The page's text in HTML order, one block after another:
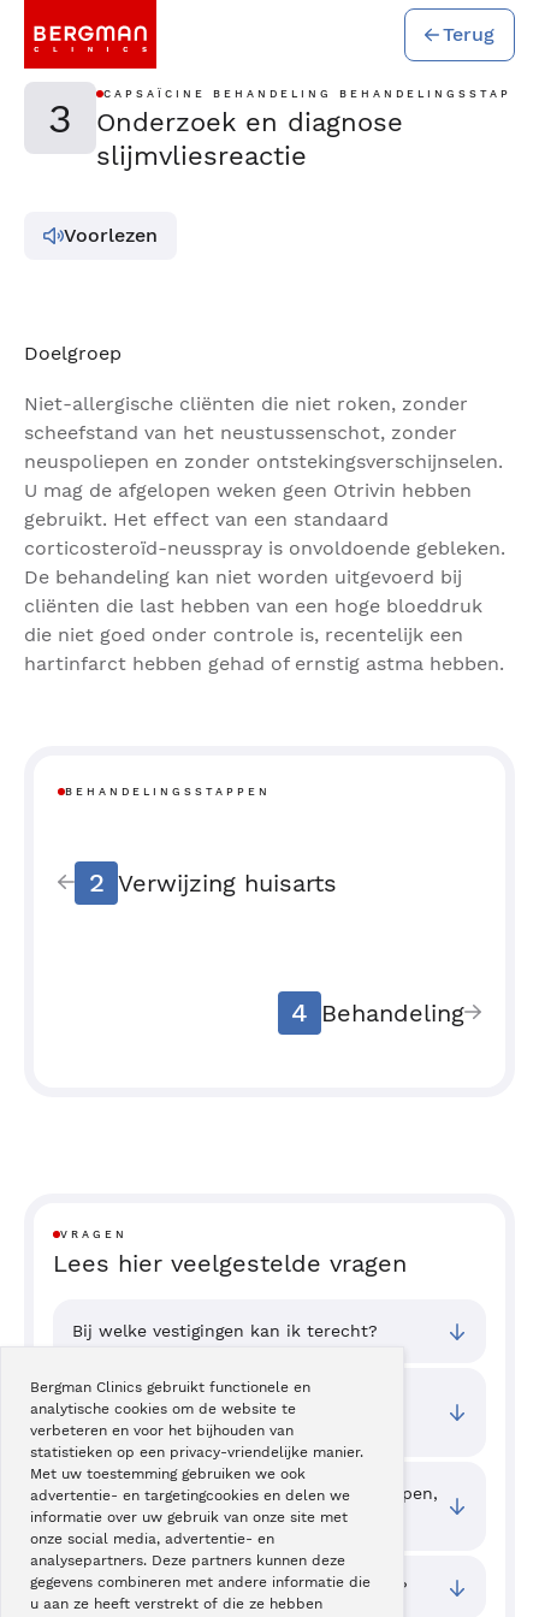
Bergman Clinics gebruikt functionele en
analytische cookies om de website te
verbeteren en voor het bijhouden van
statistieken op een privacy-vriendelijke manier.
Met uw toestemming gebruiken we ook
advertentie- en targetingcookies en delen we
informatie over uw gebruik van onze site met
onze social media, advertentie- en
analysepartners. Deze partners kunnen deze
gegevens combineren met andere informatie die
u aan ze heeft verstrekt of die ze hebben
Terug
3 CAPSAÏCINE BEHANDELING BEHANDELINGSSTAP
Onderzoek en diagnose
slijmvliesreactie
Voorlezen
Doelgroep
Niet-allergische cliënten die niet roken, zonder
scheefstand van het neustussenschot, zonder
neuspoliepen en zonder ontstekingsverschijnselen.
U mag de afgelopen weken geen Otrivin hebben
gebruikt. Het effect van een standaard
corticosteroïd-neusspray is onvoldoende gebleken.
De behandeling kan niet worden uitgevoerd bij
cliënten die last hebben van een hoge bloeddruk
die niet goed onder controle is, recentelijk een
hartinfarct hebben gehad of ernstig astma hebben.
BEHANDELINGSSTAPPEN
2 Verwijzing huisarts
4 Behandeling
VRAGEN
Lees hier veelgestelde vragen
Bij welke vestigingen kan ik terecht?
Wat zijn de toegangstijden van deze
behandeling?
Als kinderen iets diep in hun neus stoppen,
wat is dan verstandig om te doen?
Amandelen, waarom kunt u die missen?